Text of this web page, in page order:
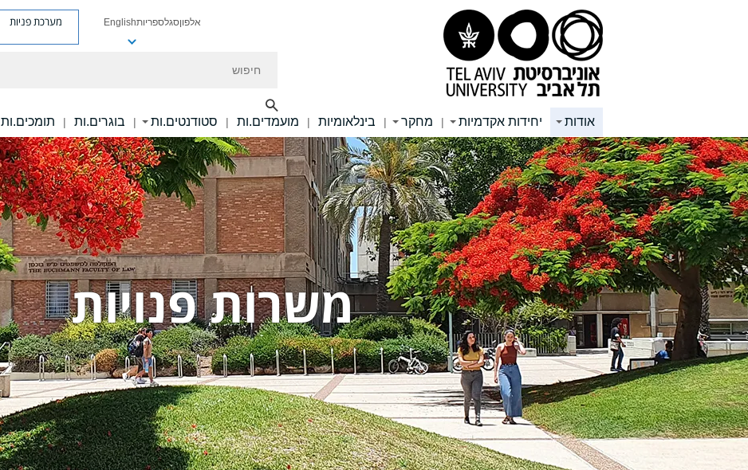
אלפוןסגלספריותEnglish מערכת פניות
אודות יחידות אקדמיות | מחקר | בינלאומיות | מועמדים.ות | סטודנטים.ות | בוגרים.ות | תומכים.ות
משרות פנויות